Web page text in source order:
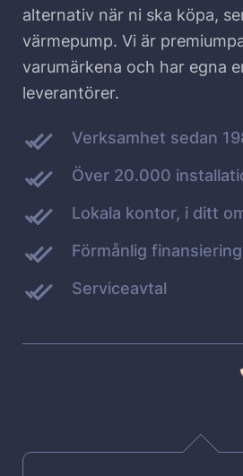
alternativ när ni ska köpa,
värmepump. Vi är
varumärkena och har egna
leverantörer.
Verksamhet sedan
Över 20.000
Lokala kontor, i ditt
Förmånlig
Serviceavtal